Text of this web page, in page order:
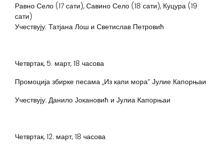
Равно Село (17 сати), Савино Село (18 сати), Куцура (19
сати)
Учествују: Татјана Лош и Светислав Петровић
Четвртак, 5. март, 18 часова
Промоција збирке песама „Из капи мора” Јулие Капорњаи
Учествују: Данило Јокановић и Јулиа Капорњаи
Четвртак, 12. март, 18 часова